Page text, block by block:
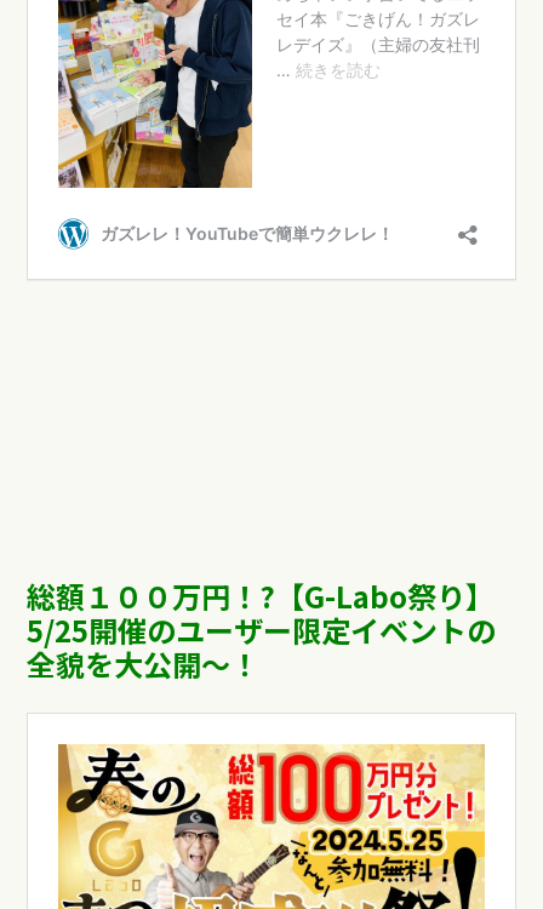
総額１００万円！?【G-Labo祭り】
5/25開催のユーザー限定イベントの
全貌を大公開〜！